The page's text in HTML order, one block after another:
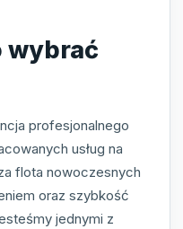
wybrać
profesjonalnego
usług na
flota nowoczesnych
oraz szybkość
jednymi z